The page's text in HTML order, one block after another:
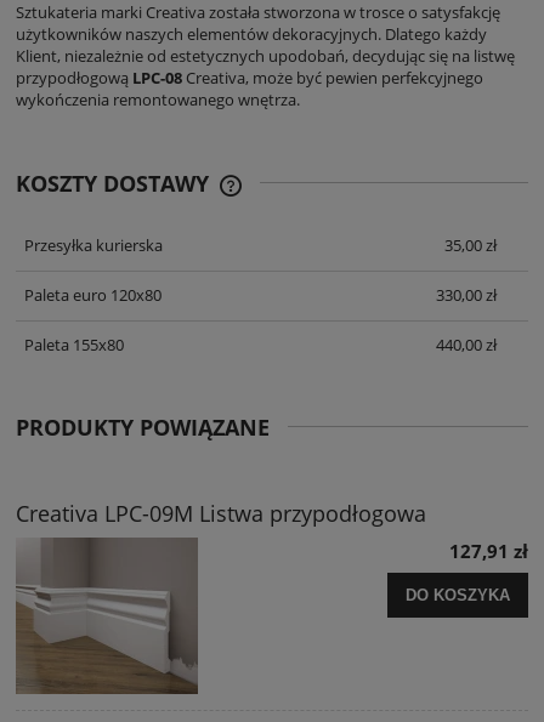
Sztukateria marki Creativa została stworzona w trosce o satysfakcję
użytkowników naszych elementów dekoracyjnych. Dlatego każdy
Klient, niezależnie od estetycznych upodobań, decydując się na listwę
przypodłogową LPC-08 Creativa, może być pewien perfekcyjnego
wykończenia remontowanego wnętrza.
KOSZTY DOSTAWY
Przesyłka kurierska
35,00 zł
Paleta euro 120x80 330,00 zł
Paleta 155x80 440,00 zł
PRODUKTY POWIĄZANE
Creativa LPC-09M Listwa przypodłogowa
127,91 zł
DO KOSZYKA